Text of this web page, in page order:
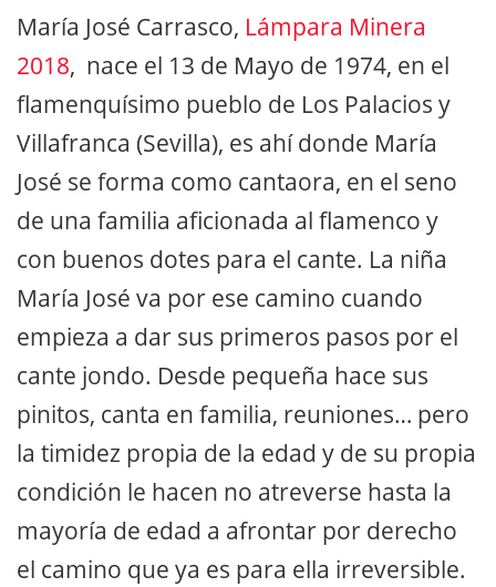
María José Carrasco, Lámpara Minera
2018, nace el 13 de Mayo de 1974, en el
flamenquísimo pueblo de Los Palacios y
Villafranca (Sevilla), es ahí donde María
José se forma como cantaora, en el seno
de una familia aficionada al flamenco y
con buenos dotes para el cante. La niña
María José va por ese camino cuando
empieza a dar sus primeros pasos por el
cante jondo. Desde pequeña hace sus
pinitos, canta en familia, reuniones… pero
la timidez propia de la edad y de su propia
condición le hacen no atreverse hasta la
mayoría de edad a afrontar por derecho
el camino que ya es para ella irreversible.